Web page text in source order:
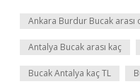
Ankara Burdur Bucak arası
Antalya Bucak arası kaç
Bucak Antalya kaç TL